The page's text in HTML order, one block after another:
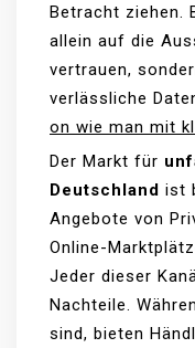
Betracht ziehen.
allein auf die
vertrauen,
verlässliche
on wie man mit
Der Markt für
Deutschland ist
Angebote von
Online-
Jeder dieser
Nachteile.
sind, bieten